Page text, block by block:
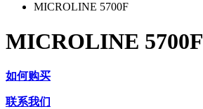
MICROLINE 5700F
MICROLINE 5700F
如何购买
联系我们